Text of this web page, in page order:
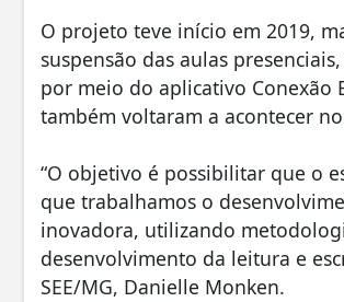
O projeto teve início em 2019,
suspensão das aulas
por meio do aplicativo Conexão
também voltaram a acontecer
“O objetivo é possibilitar que o
que trabalhamos o
inovadora, utilizando
desenvolvimento da leitura e
SEE/MG, Danielle Monken.